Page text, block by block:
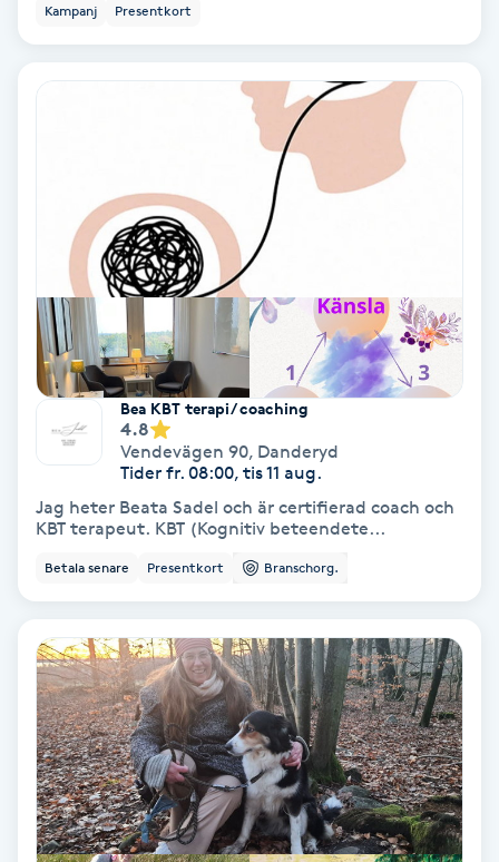
Regndroppsmassage
Reiki
Reiki massage
Restorative Yoga
Rosacea
Rosenmetoden
Ryggmassage
Samtalsterapi
Senioryoga
Shiatsu
Singelfransar
Sjukgymnastik
Skalpmassage
Kampanj Presentkort
Bea KBT terapi/ coaching
4.8
Vendevägen 90, Danderyd
Tider fr. 08:00, tis 11 aug.
Jag heter Beata Sadel och är certifierad coach och
KBT terapeut. KBT (Kognitiv beteendete...
Betala senare Presentkort Branschorg.